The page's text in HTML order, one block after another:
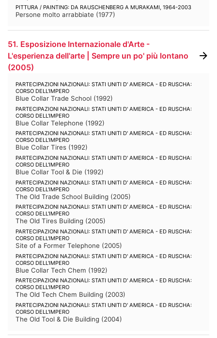
PITTURA / PAINTING: DA RAUSCHENBERG A MURAKAMI, 1964-2003
Persone molto arrabbiate (1977)
51. Esposizione Internazionale d'Arte -
L'esperienza dell'arte | Sempre un po' più lontano
(2005)
PARTECIPAZIONI NAZIONALI: STATI UNITI D' AMERICA - ED RUSCHA:
CORSO DELL'IMPERO
Blue Collar Trade School (1992)
PARTECIPAZIONI NAZIONALI: STATI UNITI D' AMERICA - ED RUSCHA:
CORSO DELL'IMPERO
Blue Collar Telephone (1992)
PARTECIPAZIONI NAZIONALI: STATI UNITI D' AMERICA - ED RUSCHA:
CORSO DELL'IMPERO
Blue Collar Tires (1992)
PARTECIPAZIONI NAZIONALI: STATI UNITI D' AMERICA - ED RUSCHA:
CORSO DELL'IMPERO
Blue Collar Tool & Die (1992)
PARTECIPAZIONI NAZIONALI: STATI UNITI D' AMERICA - ED RUSCHA:
CORSO DELL'IMPERO
The Old Trade School Building (2005)
PARTECIPAZIONI NAZIONALI: STATI UNITI D' AMERICA - ED RUSCHA:
CORSO DELL'IMPERO
The Old Tires Building (2005)
PARTECIPAZIONI NAZIONALI: STATI UNITI D' AMERICA - ED RUSCHA:
CORSO DELL'IMPERO
Site of a Former Telephone (2005)
PARTECIPAZIONI NAZIONALI: STATI UNITI D' AMERICA - ED RUSCHA:
CORSO DELL'IMPERO
Blue Collar Tech Chem (1992)
PARTECIPAZIONI NAZIONALI: STATI UNITI D' AMERICA - ED RUSCHA:
CORSO DELL'IMPERO
The Old Tech Chem Building (2003)
PARTECIPAZIONI NAZIONALI: STATI UNITI D' AMERICA - ED RUSCHA:
CORSO DELL'IMPERO
The Old Tool & Die Building (2004)